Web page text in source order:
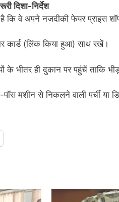
दिशा-निर्देश
है कि वे अपने नजदीकी फेयर प्राइस
कार्ड (लिंक किया हुआ) साथ रखें।
के भीतर ही दुकान पर पहुंचें ताकि
पॉस मशीन से निकलने वाली पर्ची